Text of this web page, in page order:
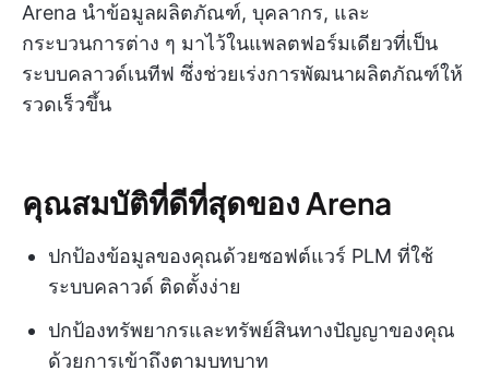
Arena นำข้อมูลผลิตภัณฑ์, บุคลากร, และ
กระบวนการต่าง ๆ มาไว้ในแพลตฟอร์มเดียวที่เป็น
ระบบคลาวด์เนทีฟ ซึ่งช่วยเร่งการพัฒนาผลิตภัณฑ์ให้
รวดเร็วขึ้น
คุณสมบัติที่ดีที่สุดของ Arena
ปกป้องข้อมูลของคุณด้วยซอฟต์แวร์ PLM ที่ใช้
ระบบคลาวด์ ติดตั้งง่าย
ปกป้องทรัพยากรและทรัพย์สินทางปัญญาของคุณ
ด้วยการเข้าถึงตามบทบาท